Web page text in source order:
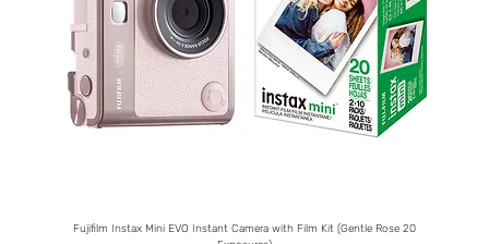
Fujifilm Instax Mini EVO Instant Camera with Film Kit (Gentle Rose 20